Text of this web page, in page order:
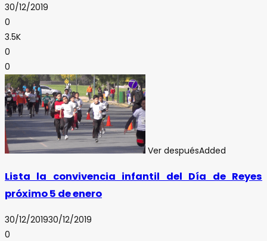
30/12/2019
0
3.5K
0
0
Ver despuésAdded
Lista la convivencia infantil del Día de Reyes
próximo 5 de enero
30/12/201930/12/2019
0